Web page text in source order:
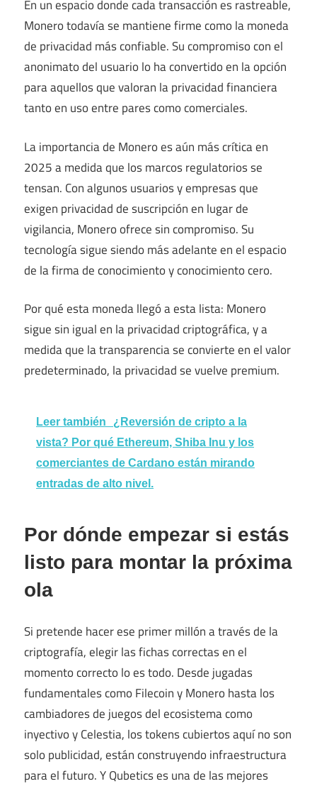
En un espacio donde cada transacción es rastreable,
Monero todavía se mantiene firme como la moneda
de privacidad más confiable. Su compromiso con el
anonimato del usuario lo ha convertido en la opción
para aquellos que valoran la privacidad financiera
tanto en uso entre pares como comerciales.
La importancia de Monero es aún más crítica en
2025 a medida que los marcos regulatorios se
tensan. Con algunos usuarios y empresas que
exigen privacidad de suscripción en lugar de
vigilancia, Monero ofrece sin compromiso. Su
tecnología sigue siendo más adelante en el espacio
de la firma de conocimiento y conocimiento cero.
Por qué esta moneda llegó a esta lista: Monero
sigue sin igual en la privacidad criptográfica, y a
medida que la transparencia se convierte en el valor
predeterminado, la privacidad se vuelve premium.
Leer también
¿Reversión de cripto a la
vista? Por qué Ethereum, Shiba Inu y los
comerciantes de Cardano están mirando
entradas de alto nivel.
Por dónde empezar si estás
listo para montar la próxima
ola
Si pretende hacer ese primer millón a través de la
criptografía, elegir las fichas correctas en el
momento correcto lo es todo. Desde jugadas
fundamentales como Filecoin y Monero hasta los
cambiadores de juegos del ecosistema como
inyectivo y Celestia, los tokens cubiertos aquí no son
solo publicidad, están construyendo infraestructura
para el futuro. Y Qubetics es una de las mejores